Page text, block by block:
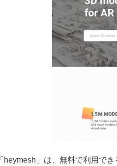
「heymesh」は、無料で利用で